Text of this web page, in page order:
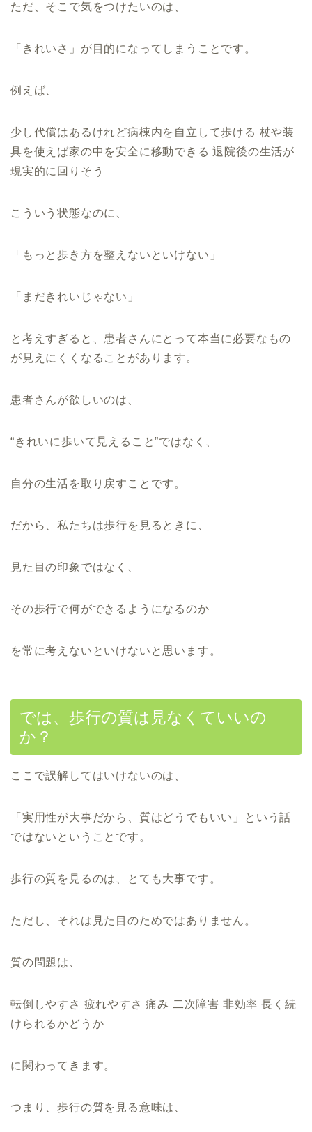
ただ、そこで気をつけたいのは、
「きれいさ」が目的になってしまうことです。
例えば、
少し代償はあるけれど病棟内を自立して歩ける 杖や装
具を使えば家の中を安全に移動できる 退院後の生活が
現実的に回りそう
こういう状態なのに、
「もっと歩き方を整えないといけない」
「まだきれいじゃない」
と考えすぎると、患者さんにとって本当に必要なもの
が見えにくくなることがあります。
患者さんが欲しいのは、
“きれいに歩いて見えること”ではなく、
自分の生活を取り戻すことです。
だから、私たちは歩行を見るときに、
見た目の印象ではなく、
その歩行で何ができるようになるのか
を常に考えないといけないと思います。
では、歩行の質は見なくていいの
か？
ここで誤解してはいけないのは、
「実用性が大事だから、質はどうでもいい」という話
ではないということです。
歩行の質を見るのは、とても大事です。
ただし、それは見た目のためではありません。
質の問題は、
転倒しやすさ 疲れやすさ 痛み 二次障害 非効率 長く続
けられるかどうか
に関わってきます。
つまり、歩行の質を見る意味は、